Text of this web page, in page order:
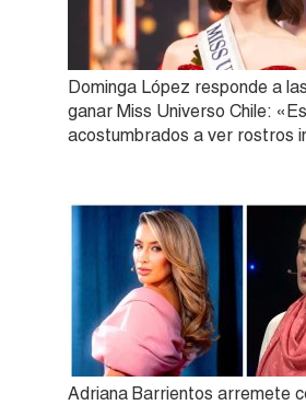
Dominga López responde a
ganar Miss Universo Chile:
acostumbrados a ver rostros
Adriana Barrientos arremete